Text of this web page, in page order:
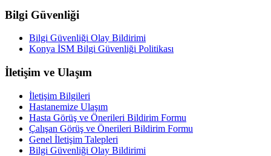
Bilgi Güvenliği
Bilgi Güvenliği Olay Bildirimi
Konya İSM Bilgi Güvenliği Politikası
İletişim ve Ulaşım
İletişim Bilgileri
Hastanemize Ulaşım
Hasta Görüş ve Önerileri Bildirim Formu
Çalışan Görüş ve Önerileri Bildirim Formu
Genel İletişim Talepleri
Bilgi Güvenliği Olay Bildirimi